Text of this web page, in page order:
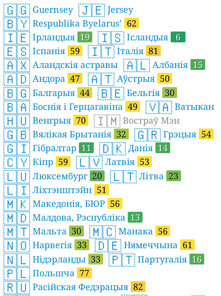
🇬🇬 Guernsey 🇯🇪 Jersey
🇧🇾 Respublika Byelarus’ 62
🇮🇪 Ірландыя 19 🇮🇸 Ісландыя 6
🇪🇸 Іспанія 59 🇮🇹 Італія 81
🇦🇽 Аландскія астравы 🇦🇱 Албанія 15
🇦🇩 Андора 47 🇦🇹 Аўстрыя 50
🇧🇬 Балгарыя 44 🇧🇪 Бельгія 30
🇧🇦 Боснія і Герцагавіна 49 🇻🇦 Ватыкан
🇭🇺 Венгрыя 70 🇮🇲 Востраў Мэн
🇬🇧 Вялікая Брытанія 32 🇬🇷 Грэцыя 54
🇬🇮 Гібралтар 11 🇩🇰 Данія 14
🇨🇾 Кіпр 59 🇱🇻 Латвія 53
🇱🇺 Люксембург 20 🇱🇹 Літва 23
🇱🇮 Ліхтэнштэйн 51
🇲🇰 Македонія, БЮР 56
🇲🇩 Малдова, Рэспубліка 13
🇲🇹 Мальта 30 🇲🇨 Манака 56
🇳🇴 Нарвегія 33 🇩🇪 Нямеччына 61
🇳🇱 Нідэрланды 33 🇵🇹 Партугалія 16
🇵🇱 Польшча 77
🇷🇺 Расійская Федэрацыя 82